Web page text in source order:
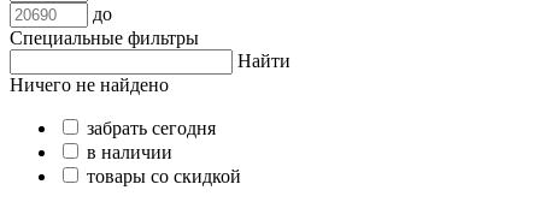
до
Специальные фильтры
Найти
Ничего не найдено
забрать сегодня
в наличии
товары со скидкой